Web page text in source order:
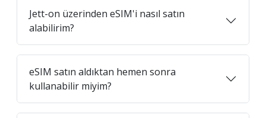
Jett-on üzerinden eSIM'i nasıl satın
alabilirim?
eSIM satın aldıktan hemen sonra
kullanabilir miyim?